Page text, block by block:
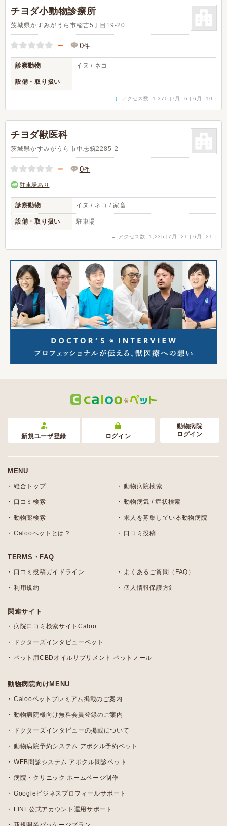
チヨダ小動物診療所
茨城県かすみがうら市稲吉5丁目19-20
－ 0件
診察動物 イヌ / ネコ
設備・取り扱い -
↓ アクセス数: 1,370 [7月: 6 | 6月: 10 ]
チヨダ獣医科
茨城県かすみがうら市中志筑2285-2
－ 0件
駐車場あり
診察動物 イヌ / ネコ / 家畜
設備・取り扱い 駐車場
← アクセス数: 1,235 [7月: 21 | 6月: 21 ]
新規ユーザ登録 ログイン
動物病院
ログイン
MENU
総合トップ 動物病院検索
口コミ検索 動物病気 / 症状検索
動物薬検索 求人を募集している動物病院
Calooペットとは？ 口コミ投稿
TERMS・FAQ
口コミ投稿ガイドライン よくあるご質問（FAQ）
利用規約 個人情報保護方針
関連サイト
病院口コミ検索サイトCaloo
ドクターズインタビューペット
ペット用CBDオイルサプリメント ペットノール
動物病院向けMENU
Calooペットプレミアム掲載のご案内
動物病院様向け無料会員登録のご案内
ドクターズインタビューの掲載について
動物病院予約システム アポクル予約ペット
WEB問診システム アポクル問診ペット
病院・クリニック ホームページ制作
Googleビジネスプロフィールサポート
LINE公式アカウント運用サポート